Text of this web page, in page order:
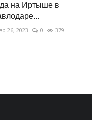
на Иртыше в
26, 2023 0 379